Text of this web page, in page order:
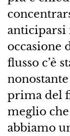
anticiparsi
occasione
flusso c’è
prima del
meglio
abbiamo